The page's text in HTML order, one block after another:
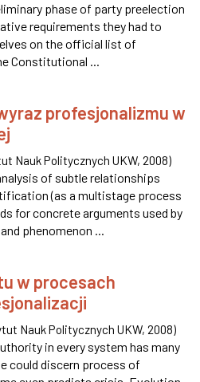
phase of party preelection
requirements they had to
on the official list of
Constitutional ...
profesjonalizmu w
Nauk Politycznych UKW, 2008)
of subtle relationships
(as a multistage process
for concrete arguments used by
phenomenon ...
w procesach
Nauk Politycznych UKW, 2008)
in every system has many
could discern process of